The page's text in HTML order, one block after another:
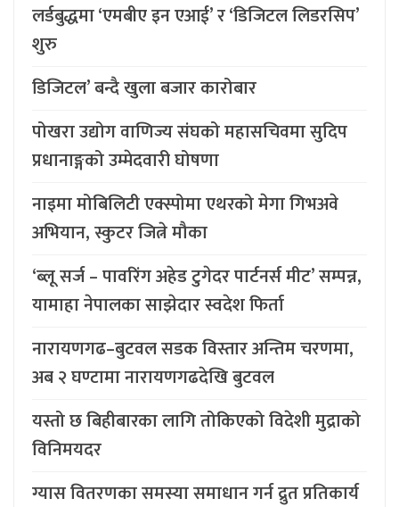
लर्डबुद्धमा ‘एमबीए इन एआई’ र ‘डिजिटल लिडरसिप’
शुरु
डिजिटल’ बन्दै खुला बजार कारोबार
पोखरा उद्योग वाणिज्य संघको महासचिवमा सुदिप
प्रधानाङ्गको उम्मेदवारी घोषणा
नाइमा मोबिलिटी एक्स्पोमा एथरको मेगा गिभअवे
अभियान, स्कुटर जित्ने मौका
‘ब्लू सर्ज – पावरिंग अहेड टुगेदर पार्टनर्स मीट’ सम्पन्न,
यामाहा नेपालका साझेदार स्वदेश फिर्ता
नारायणगढ–बुटवल सडक विस्तार अन्तिम चरणमा,
अब २ घण्टामा नारायणगढदेखि बुटवल
यस्तो छ बिहीबारका लागि तोकिएको विदेशी मुद्राको
विनिमयदर
ग्यास वितरणका समस्या समाधान गर्न द्रुत प्रतिकार्य